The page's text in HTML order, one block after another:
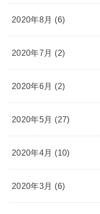
2020年8月 (6)
2020年7月 (2)
2020年6月 (2)
2020年5月 (27)
2020年4月 (10)
2020年3月 (6)